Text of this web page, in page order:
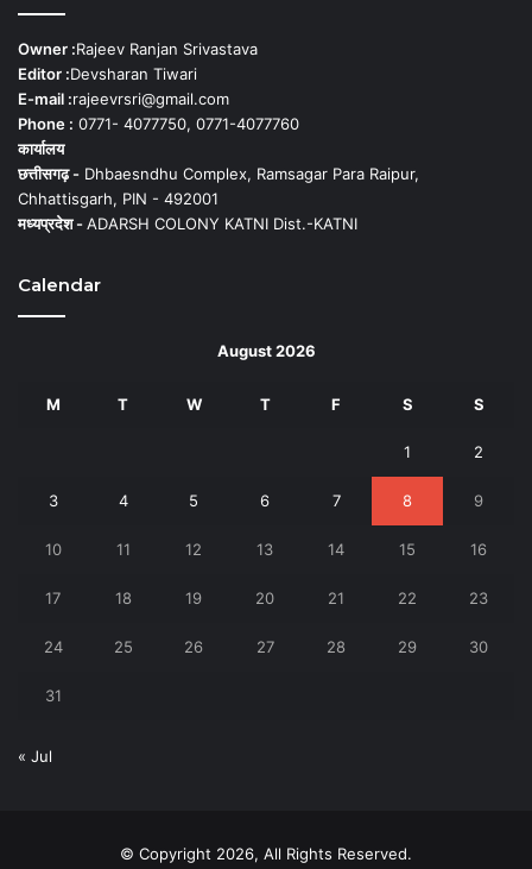
Owner :Rajeev Ranjan Srivastava
Editor :Devsharan Tiwari
E-mail :rajeevrsri@gmail.com
Phone : 0771- 4077750, 0771-4077760
कार्यालय
छत्तीसगढ़ - Dhbaesndhu Complex, Ramsagar Para Raipur,
Chhattisgarh, PIN - 492001
मध्यप्रदेश -ADARSH COLONY KATNI Dist.-KATNI
Calendar
August 2026
M T W T F S S
1 2
3 4 5 6 7 8 9
10 11 12 13 14 15 16
17 18 19 20 21 22 23
24 25 26 27 28 29 30
31
« Jul
© Copyright 2026, All Rights Reserved.